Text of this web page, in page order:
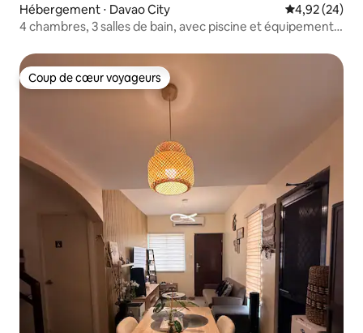
Hébergement ⋅ Davao City Évaluation
4,92 (24)
4 chambres, 3 salles de bain, avec piscine et équipements,
Coup de cœur voyageurs
Coup de cœur voyageurs